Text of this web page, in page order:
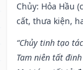
Chủy: Hỏa Hầu
cất, thưa kiện,
“Chủy tinh tạo
Tam niên tất